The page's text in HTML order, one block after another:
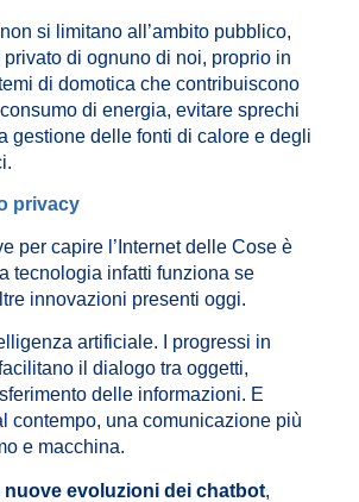
si limitano all’ambito pubblico,
privato di ognuno di noi, proprio in
di domotica che contribuiscono
di energia, evitare sprechi
gestione delle fonti di calore e degli
privacy
per capire l’Internet delle Cose è
tecnologia infatti funziona se
innovazioni presenti oggi.
artificiale. I progressi in
il dialogo tra oggetti,
delle informazioni. E
contempo, una comunicazione più
e macchina.
nuove evoluzioni dei chatbot,